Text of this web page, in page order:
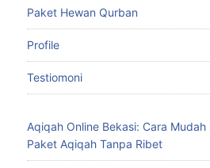
Paket Hewan Qurban
Profile
Testiomoni
Aqiqah Online Bekasi: Cara Mudah
Paket Aqiqah Tanpa Ribet